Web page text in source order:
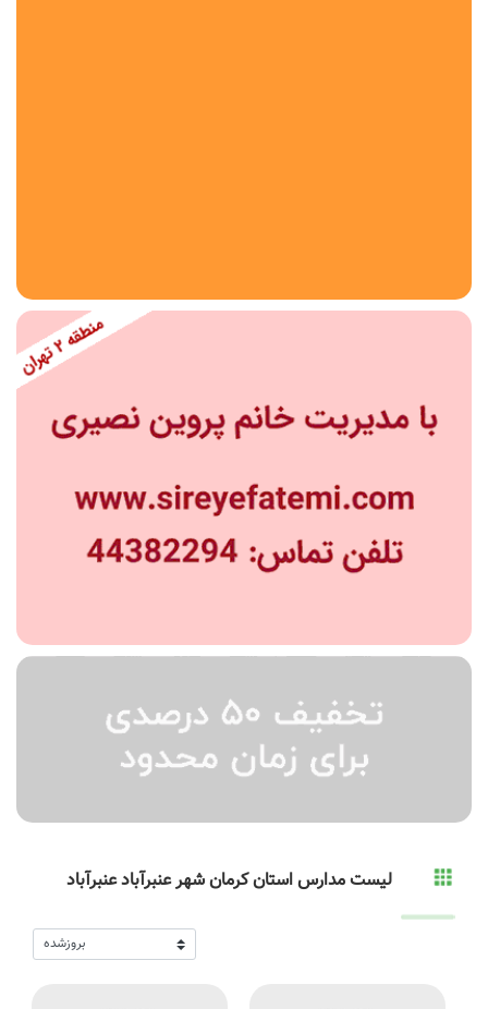
منطقه
مقطع تحصیلی
دوره اول متوسطه
دوره دوم متوسطه- نظری
پیش دبستانی
لیست مدارس استان کرمان شهر عنبرآباد عنبرآباد